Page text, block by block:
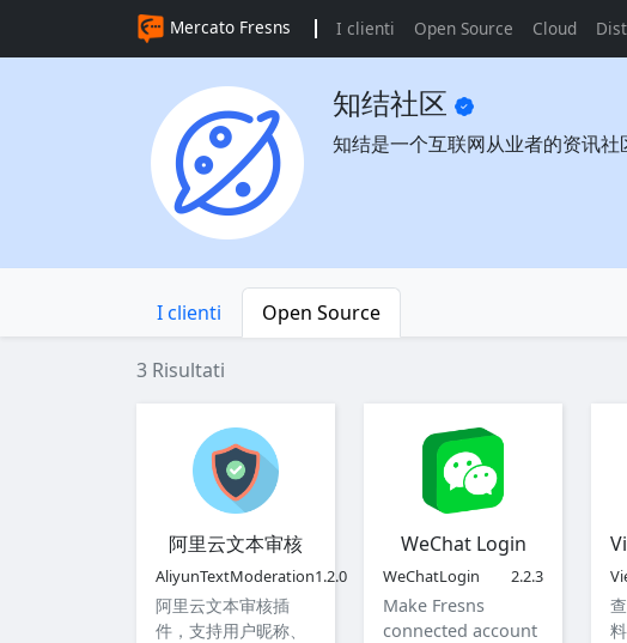
Mercato Fresns I clienti Open Source Cloud
知结社区
知结是一个互联网从业者的资讯社
I clienti Open Source
3 Risultati
阿里云文本审核
AliyunTextModeration1.2.0
阿里云文本审核插
件，支持用户昵称、
WeChat Login
WeChatLogin 2.2.3
Make Fresns
connected account